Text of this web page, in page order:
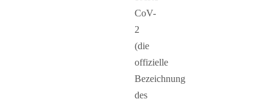
CoV-
2
(die
offizielle
Bezeichnung
des